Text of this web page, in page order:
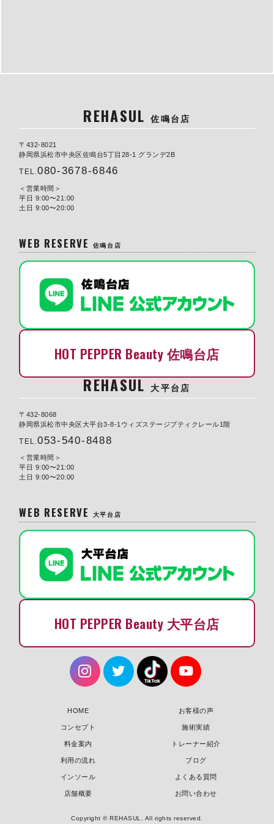
REHASUL佐鳴台店
〒432-8021
静岡県浜松市中央区佐鳴台5丁目28-1 グランデ2B
TEL.080-3678-6846
営業時間
平日 9:00〜21:00
土日 9:00〜20:00
WEB RESERVE 佐鳴台店
HOT PEPPER Beauty 佐鳴台店
REHASUL大平台店
〒432-8068
静岡県浜松市中央区大平台3-8-1ウィズステージプティクレール1階
TEL.053-540-8488
営業時間
平日 9:00〜21:00
土日 9:00〜20:00
WEB RESERVE 大平台店
HOT PEPPER Beauty 大平台店
HOME
コンセプト
料金案内
お客様の声
施術実績
トレーナー紹介
利用の流れ
インソール
店舗概要
ブログ
よくある質問
お問い合わせ
Copyright © REHASUL. All rights reserved.